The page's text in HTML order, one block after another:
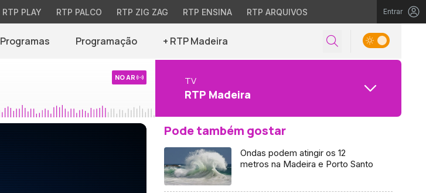
RTP PLAY RTP PALCO RTP ZIG ZAG RTP ENSINA RTP ARQUIVOS Entrar
Programas Programação + RTP Madeira
NO AR TV
RTP Madeira
Pode também gostar
Ondas podem atingir os 12
metros na Madeira e Porto Santo